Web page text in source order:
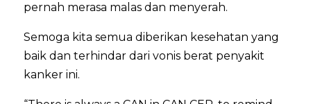
pernah merasa malas dan menyerah.
Semoga kita semua diberikan kesehatan yang
baik dan terhindar dari vonis berat penyakit
kanker ini.